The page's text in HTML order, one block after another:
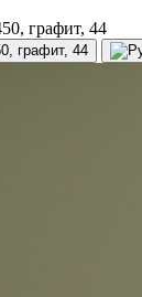
графит, 44